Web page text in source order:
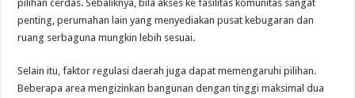
pilihan cerdas. Sebaliknya, bila akses ke fasilitas komunitas sangat
penting, perumahan lain yang menyediakan pusat kebugaran dan
ruang serbaguna mungkin lebih sesuai.
Selain itu, faktor regulasi daerah juga dapat memengaruhi pilihan.
Beberapa area mengizinkan bangunan dengan tinggi maksimal dua